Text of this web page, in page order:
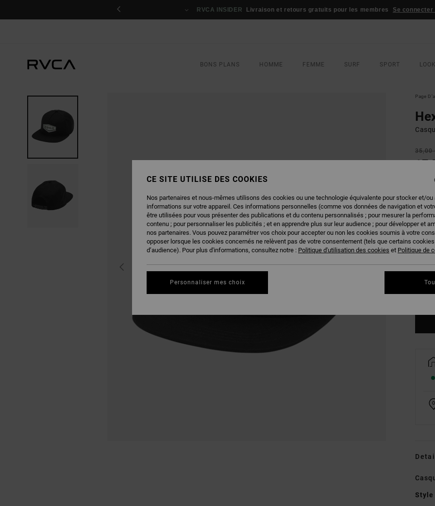
RVCA INSIDER Livraison et retours gratuits pour les membres Se
BONS PLANS HOMME FEMME SURF SPORT
Page
35,00
BONS
Style
CE SITE UTILISE DES COOKIES
Nos partenaires et nous-mêmes utilisons des cookies ou une technologie équivalente pour stocker et/ou
informations sur votre appareil. Ces informations personnelles (comme vos données de navigation et
être utilisées pour vous présenter des publications et du contenu personnalisés ; pour mesurer la
contenu ; pour personnaliser les publicités ; et en apprendre plus sur leur audience ; pour développer et
nos partenaires. Vous pouvez paramétrer vos choix pour accepter ou non les cookies soumis à votre
opposer lorsque les cookies concernés ne relèvent pas de votre consentement (tels que certains
d’audience). Pour plus d'informations, consultez notre : Politique d'utilisation des cookies et Politique de
Personnaliser mes choix